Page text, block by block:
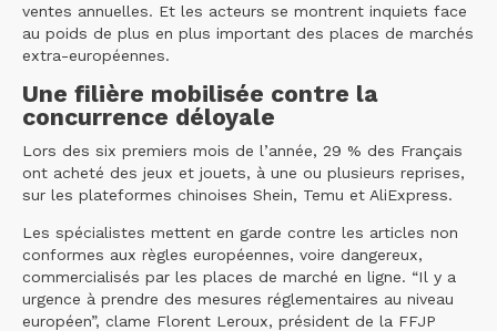
ventes annuelles. Et les acteurs se montrent inquiets face
au poids de plus en plus important des places de marchés
extra-européennes.
Une filière mobilisée contre la
concurrence déloyale
Lors des six premiers mois de l’année, 29 % des Français
ont acheté des jeux et jouets, à une ou plusieurs reprises,
sur les plateformes chinoises Shein, Temu et AliExpress.
Les spécialistes mettent en garde contre les articles non
conformes aux règles européennes, voire dangereux,
commercialisés par les places de marché en ligne. “Il y a
urgence à prendre des mesures réglementaires au niveau
européen”, clame Florent Leroux, président de la FFJP